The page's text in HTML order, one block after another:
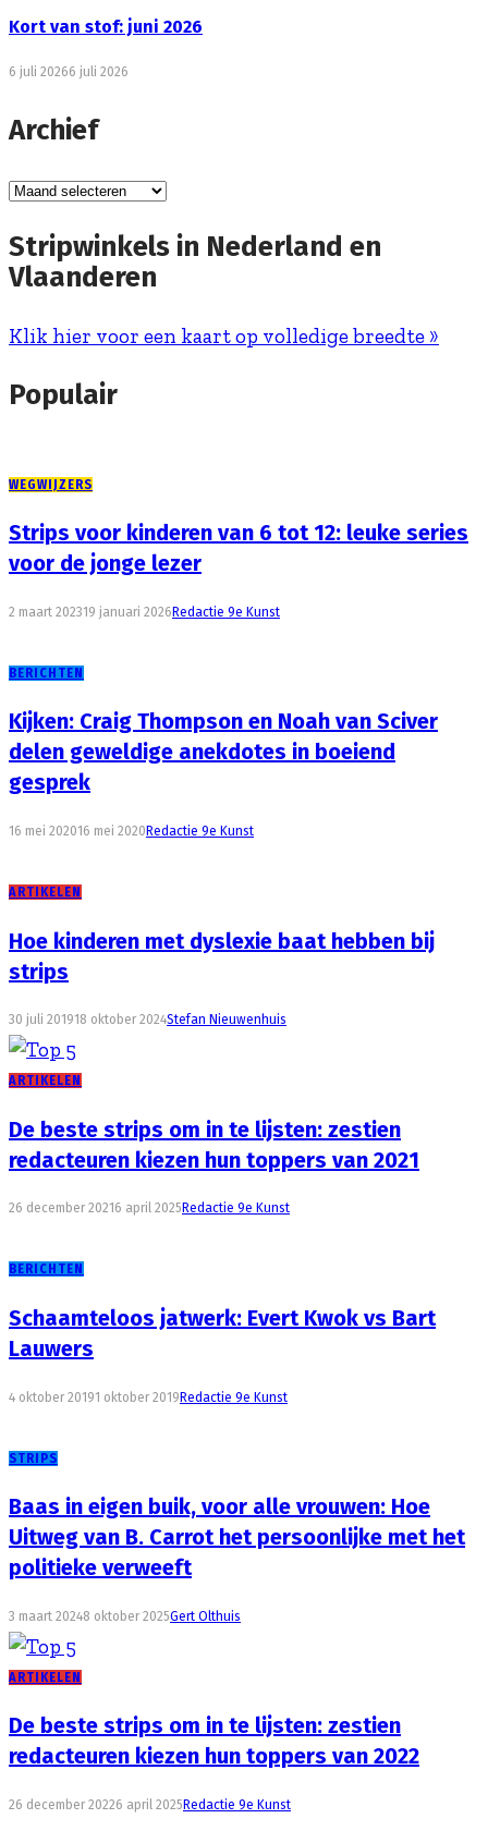
Kort van stof: juni 2026
6 juli 20266 juli 2026
Archief
Archief
Stripwinkels in Nederland en
Vlaanderen
Klik hier voor een kaart op volledige breedte »
Populair
WEGWIJZERS
Strips voor kinderen van 6 tot 12: leuke series
voor de jonge lezer
2 maart 202319 januari 2026Redactie 9e Kunst
BERICHTEN
Kijken: Craig Thompson en Noah van Sciver
delen geweldige anekdotes in boeiend
gesprek
16 mei 202016 mei 2020 Redactie 9e Kunst
ARTIKELEN
Hoe kinderen met dyslexie baat hebben bij
strips
30 juli 201918 oktober 2024Stefan Nieuwenhuis
ARTIKELEN
De beste strips om in te lijsten: zestien
redacteuren kiezen hun toppers van 2021
26 december 2021 6 april 2025 Redactie 9e Kunst
BERICHTEN
Schaamteloos jatwerk: Evert Kwok vs Bart
Lauwers
4 oktober 20191 oktober 2019Redactie 9e Kunst
STRIPS
Baas in eigen buik, voor alle vrouwen: Hoe
Uitweg van B. Carrot het persoonlijke met het
politieke verweeft
3 maart 20248 oktober 2025Gert Olthuis
ARTIKELEN
De beste strips om in te lijsten: zestien
redacteuren kiezen hun toppers van 2022
26 december 20226 april 2025 Redactie 9e Kunst